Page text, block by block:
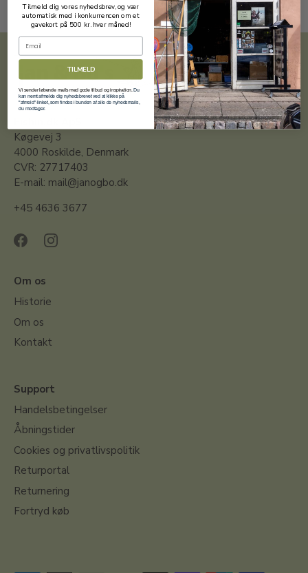
Køgevej 3
4000 Roskilde, Denmark
CVR: 27717403
E-mail: mail@janogbo.dk
+45 4636 3677
Om os
Historie
Om os
Kontakt
Support
Handelsbetingelser
Åbningstider
Cookies og privatlivspolitik
Returportal
Returnering
Fortryd køb
Tilmeld dig vores nyhedsbrev, og vær
automatisk med i konkurrencen om et
gavekort på 500 kr. hver måned!
TILMELD
Vi sender løbende mails med gode tilbud og inspiration. Du
kan nemt afmelde dig nyhedsbrevet ved at klikke på
"afmeld"-linket, som findes i bunden af alle de nyhedsmails,
du modtager.